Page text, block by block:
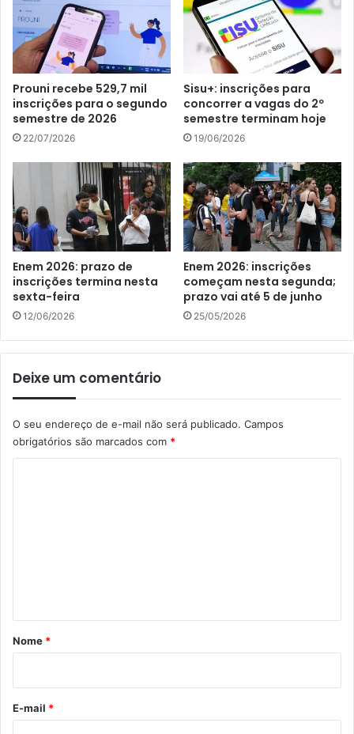
Prouni recebe 529,7 mil
inscrições para o segundo
semestre de 2026
22/07/2026
Sisu+: inscrições para
concorrer a vagas do 2º
semestre terminam hoje
19/06/2026
Enem 2026: prazo de
inscrições termina nesta
sexta-feira
12/06/2026
Enem 2026: inscrições
começam nesta segunda;
prazo vai até 5 de junho
25/05/2026
Deixe um comentário
O seu endereço de e-mail não será publicado. Campos
obrigatórios são marcados com *
r
*
Nome *
E-mail *